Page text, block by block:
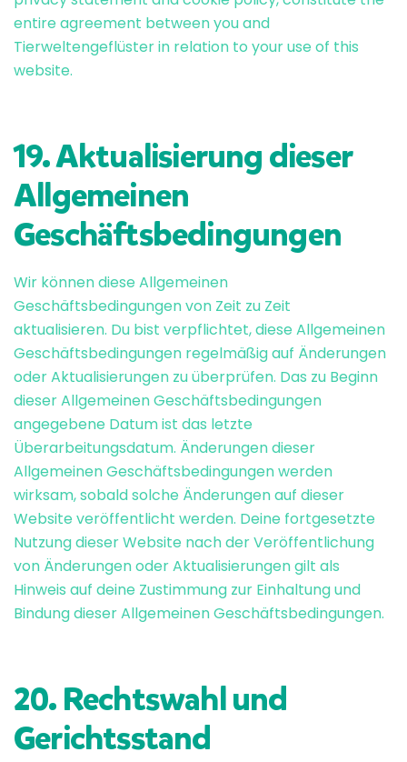
entire agreement between you and
Tierweltengeflüster in relation to your use of this
website.
19. Aktualisierung dieser
Allgemeinen
Geschäftsbedingungen
Wir können diese Allgemeinen
Geschäftsbedingungen von Zeit zu Zeit
aktualisieren. Du bist verpflichtet, diese Allgemeinen
Geschäftsbedingungen regelmäßig auf Änderungen
oder Aktualisierungen zu überprüfen. Das zu Beginn
dieser Allgemeinen Geschäftsbedingungen
angegebene Datum ist das letzte
Überarbeitungsdatum. Änderungen dieser
Allgemeinen Geschäftsbedingungen werden
wirksam, sobald solche Änderungen auf dieser
Website veröffentlicht werden. Deine fortgesetzte
Nutzung dieser Website nach der Veröffentlichung
von Änderungen oder Aktualisierungen gilt als
Hinweis auf deine Zustimmung zur Einhaltung und
Bindung dieser Allgemeinen Geschäftsbedingungen.
20. Rechtswahl und
Gerichtsstand